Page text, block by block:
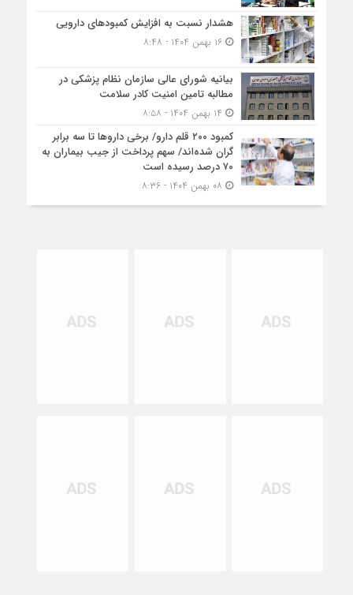
هشدار نسبت به افزایش کمبودهای دارویی
۱۶ بهمن ۱۴۰۴ - ۸:۴۸
بیانیه شورای عالی سازمان نظام پزشکی در
مطالبه تامین امنیت کادر سلامت
کمبود ۲۰۰ قلم دارو/ برخی داروها تا سه برابر
گران شده‌اند/ سهم پرداخت از جیب بیماران به
۷۰ درصد رسیده است